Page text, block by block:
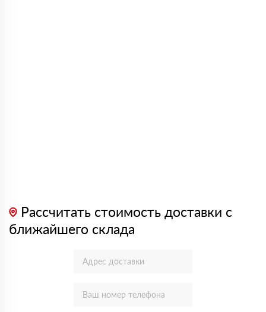
Рассчитать стоимость доставки с
ближайшего склада